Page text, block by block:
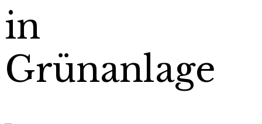
in
Grünanlage